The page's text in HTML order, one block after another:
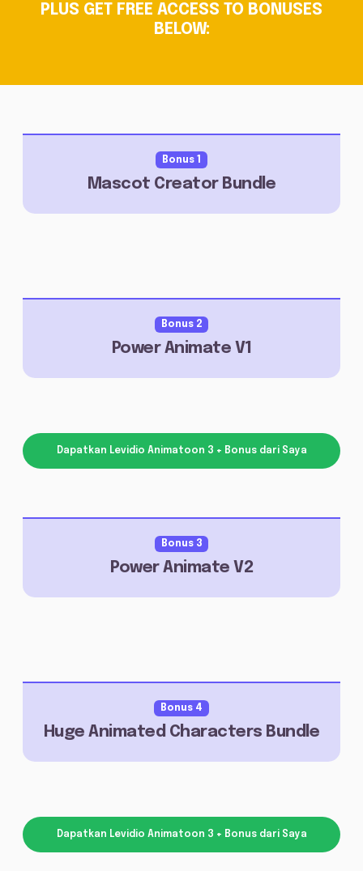
PLUS GET FREE ACCESS TO BONUSES
BELOW:
Bonus 1
Mascot Creator Bundle
Bonus 2
Power Animate V1
Dapatkan Levidio Animatoon 3 + Bonus dari Saya
Bonus 3
Power Animate V2
Bonus 4
Huge Animated Characters Bundle
Dapatkan Levidio Animatoon 3 + Bonus dari Saya